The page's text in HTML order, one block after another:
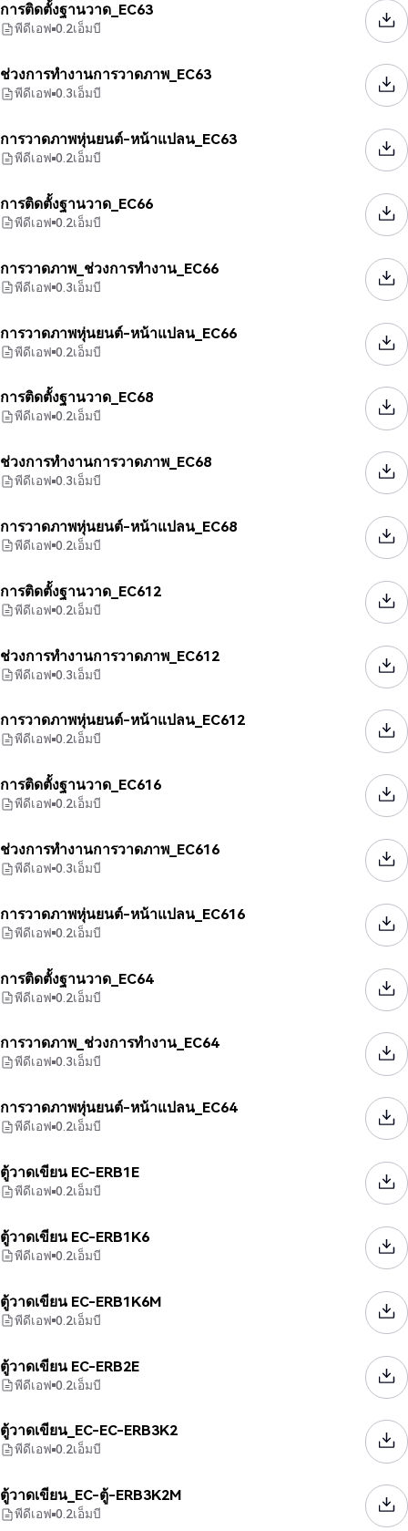
การติดตั้งฐานวาด_EC63
พีดีเอฟ 0.2เอ็มบี
ช่วงการทำงานการวาดภาพ_EC63
พีดีเอฟ 0.3เอ็มบี
การวาดภาพหุ่นยนต์-หน้าแปลน_EC63
พีดีเอฟ 0.2เอ็มบี
การติดตั้งฐานวาด_EC66
พีดีเอฟ 0.2เอ็มบี
การวาดภาพ_ช่วงการทำงาน_EC66
พีดีเอฟ 0.3เอ็มบี
การวาดภาพหุ่นยนต์-หน้าแปลน_EC66
พีดีเอฟ 0.2เอ็มบี
การติดตั้งฐานวาด_EC68
พีดีเอฟ 0.2เอ็มบี
ช่วงการทำงานการวาดภาพ_EC68
พีดีเอฟ 0.3เอ็มบี
การวาดภาพหุ่นยนต์-หน้าแปลน_EC68
พีดีเอฟ 0.2เอ็มบี
การติดตั้งฐานวาด_EC612
พีดีเอฟ 0.2เอ็มบี
ช่วงการทำงานการวาดภาพ_EC612
พีดีเอฟ 0.3เอ็มบี
การวาดภาพหุ่นยนต์-หน้าแปลน_EC612
พีดีเอฟ 0.2เอ็มบี
การติดตั้งฐานวาด_EC616
พีดีเอฟ 0.2เอ็มบี
ช่วงการทำงานการวาดภาพ_EC616
พีดีเอฟ 0.3เอ็มบี
การวาดภาพหุ่นยนต์-หน้าแปลน_EC616
พีดีเอฟ 0.2เอ็มบี
การติดตั้งฐานวาด_EC64
พีดีเอฟ 0.2เอ็มบี
การวาดภาพ_ช่วงการทำงาน_EC64
พีดีเอฟ 0.3เอ็มบี
การวาดภาพหุ่นยนต์-หน้าแปลน_EC64
พีดีเอฟ 0.2เอ็มบี
ตู้วาดเขียน EC-ERB1E
พีดีเอฟ 0.2เอ็มบี
ตู้วาดเขียน EC-ERB1K6
พีดีเอฟ 0.2เอ็มบี
ตู้วาดเขียน EC-ERB1K6M
พีดีเอฟ 0.2เอ็มบี
ตู้วาดเขียน EC-ERB2E
พีดีเอฟ 0.2เอ็มบี
ตู้วาดเขียน_EC-EC-ERB3K2
พีดีเอฟ 0.2เอ็มบี
ตู้วาดเขียน_EC-ตู้-ERB3K2M
พีดีเอฟ 0.2เอ็มบี